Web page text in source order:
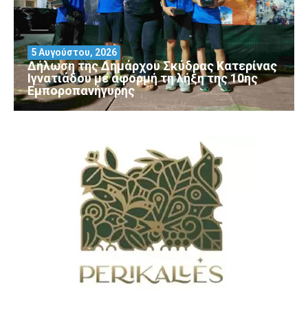
Δήλωση της Δημάρχου Σκύδρας Κατερίνας
Ιγνατιάδου με αφορμή τη λήξη της 10ης
Εμποροπανήγυρης
5 Αυγούστου, 2026